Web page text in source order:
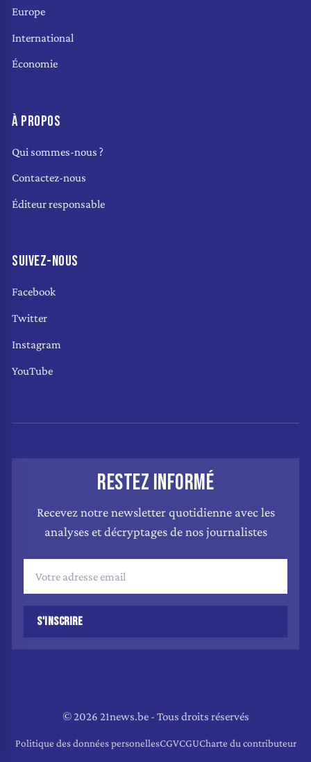
Europe
International
Économie
À PROPOS
Qui sommes-nous ?
Contactez-nous
Éditeur responsable
SUIVEZ-NOUS
Facebook
Twitter
Instagram
YouTube
RESTEZ INFORMÉ
Recevez notre newsletter quotidienne avec les
analyses et décryptages de nos journalistes
S'INSCRIRE
© 2026 21news.be - Tous droits réservés
Politique des données personellesCGVCGUCharte du contributeur